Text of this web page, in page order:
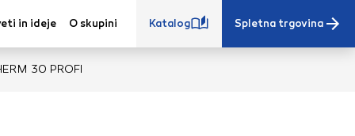
in ideje O skupini Katalog Spletna trgovina
30 PROFI